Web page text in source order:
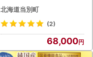
北海道当別町
(2)
68,000